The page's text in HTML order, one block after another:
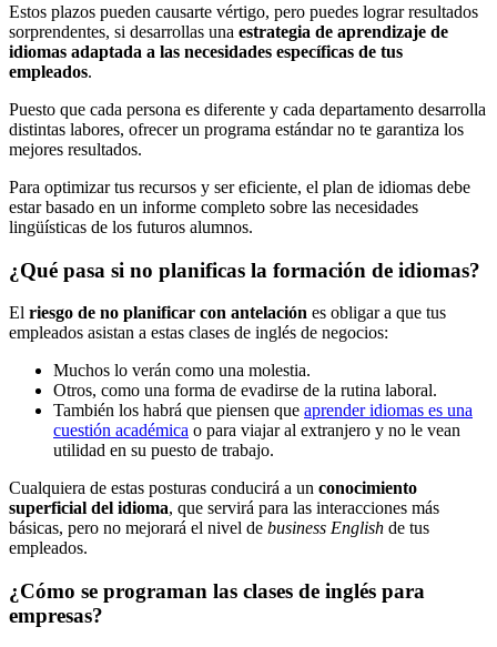
Estos plazos pueden causarte vértigo, pero puedes lograr resultados
sorprendentes, si desarrollas una estrategia de aprendizaje de
idiomas adaptada a las necesidades específicas de tus
empleados.
Puesto que cada persona es diferente y cada departamento desarrolla
distintas labores, ofrecer un programa estándar no te garantiza los
mejores resultados.
Para optimizar tus recursos y ser eficiente, el plan de idiomas debe
estar basado en un informe completo sobre las necesidades
lingüísticas de los futuros alumnos.
¿Qué pasa si no planificas la formación de idiomas?
El riesgo de no planificar con antelación es obligar a que tus
empleados asistan a estas clases de inglés de negocios:
Muchos lo verán como una molestia.
Otros, como una forma de evadirse de la rutina laboral.
También los habrá que piensen que aprender idiomas es una
cuestión académica o para viajar al extranjero y no le vean
utilidad en su puesto de trabajo.
Cualquiera de estas posturas conducirá a un conocimiento
superficial del idioma, que servirá para las interacciones más
básicas, pero no mejorará el nivel de business English de tus
empleados.
¿Cómo se programan las clases de inglés para
empresas?